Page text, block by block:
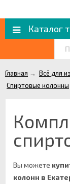
Каталог
Главная → Всё для
Спиртовые колонны
Вы можете
колонн в